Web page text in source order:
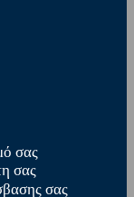
σας
σας
σας